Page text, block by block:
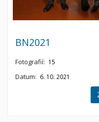
BN2021
Fotografií: 15
Datum: 6. 10. 2021